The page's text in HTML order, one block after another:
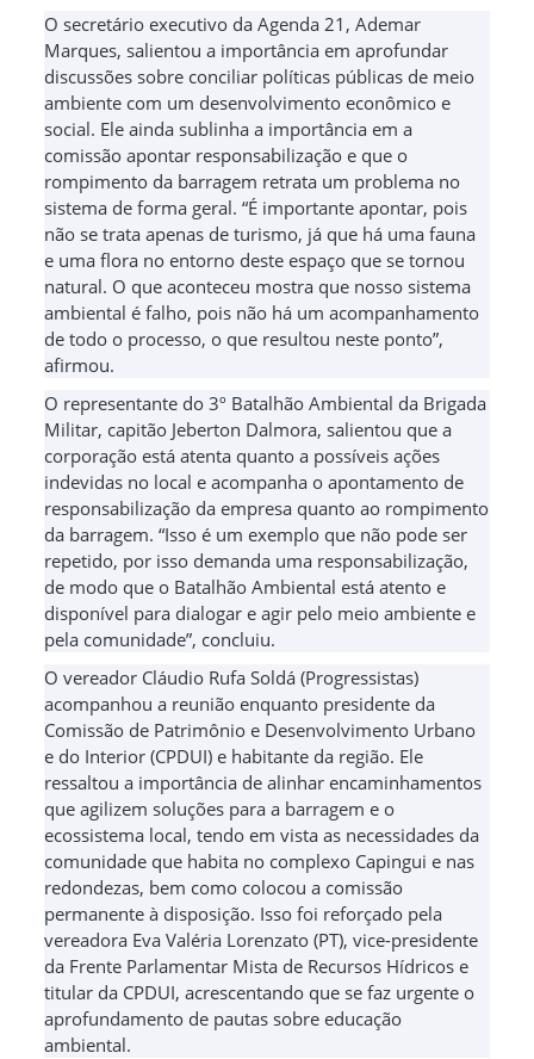
O secretário executivo da Agenda 21, Ademar
Marques, salientou a importância em aprofundar
discussões sobre conciliar políticas públicas de meio
ambiente com um desenvolvimento econômico e
social. Ele ainda sublinha a importância em a
comissão apontar responsabilização e que o
rompimento da barragem retrata um problema no
sistema de forma geral. “É importante apontar, pois
não se trata apenas de turismo, já que há uma fauna
e uma flora no entorno deste espaço que se tornou
natural. O que aconteceu mostra que nosso sistema
ambiental é falho, pois não há um acompanhamento
de todo o processo, o que resultou neste ponto”,
afirmou.
O representante do 3º Batalhão Ambiental da Brigada
Militar, capitão Jeberton Dalmora, salientou que a
corporação está atenta quanto a possíveis ações
indevidas no local e acompanha o apontamento de
responsabilização da empresa quanto ao rompimento
da barragem. “Isso é um exemplo que não pode ser
repetido, por isso demanda uma responsabilização,
de modo que o Batalhão Ambiental está atento e
disponível para dialogar e agir pelo meio ambiente e
pela comunidade”, concluiu.
O vereador Cláudio Rufa Soldá (Progressistas)
acompanhou a reunião enquanto presidente da
Comissão de Patrimônio e Desenvolvimento Urbano
e do Interior (CPDUI) e habitante da região. Ele
ressaltou a importância de alinhar encaminhamentos
que agilizem soluções para a barragem e o
ecossistema local, tendo em vista as necessidades da
comunidade que habita no complexo Capingui e nas
redondezas, bem como colocou a comissão
permanente à disposição. Isso foi reforçado pela
vereadora Eva Valéria Lorenzato (PT), vice-presidente
da Frente Parlamentar Mista de Recursos Hídricos e
titular da CPDUI, acrescentando que se faz urgente o
aprofundamento de pautas sobre educação
ambiental.